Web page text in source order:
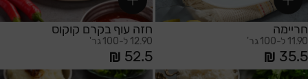
חריימה
11.90 ל-100 גר'
35.5
חזה עוף בקרם קוקוס
12.90 ל-100 גר'
52.5